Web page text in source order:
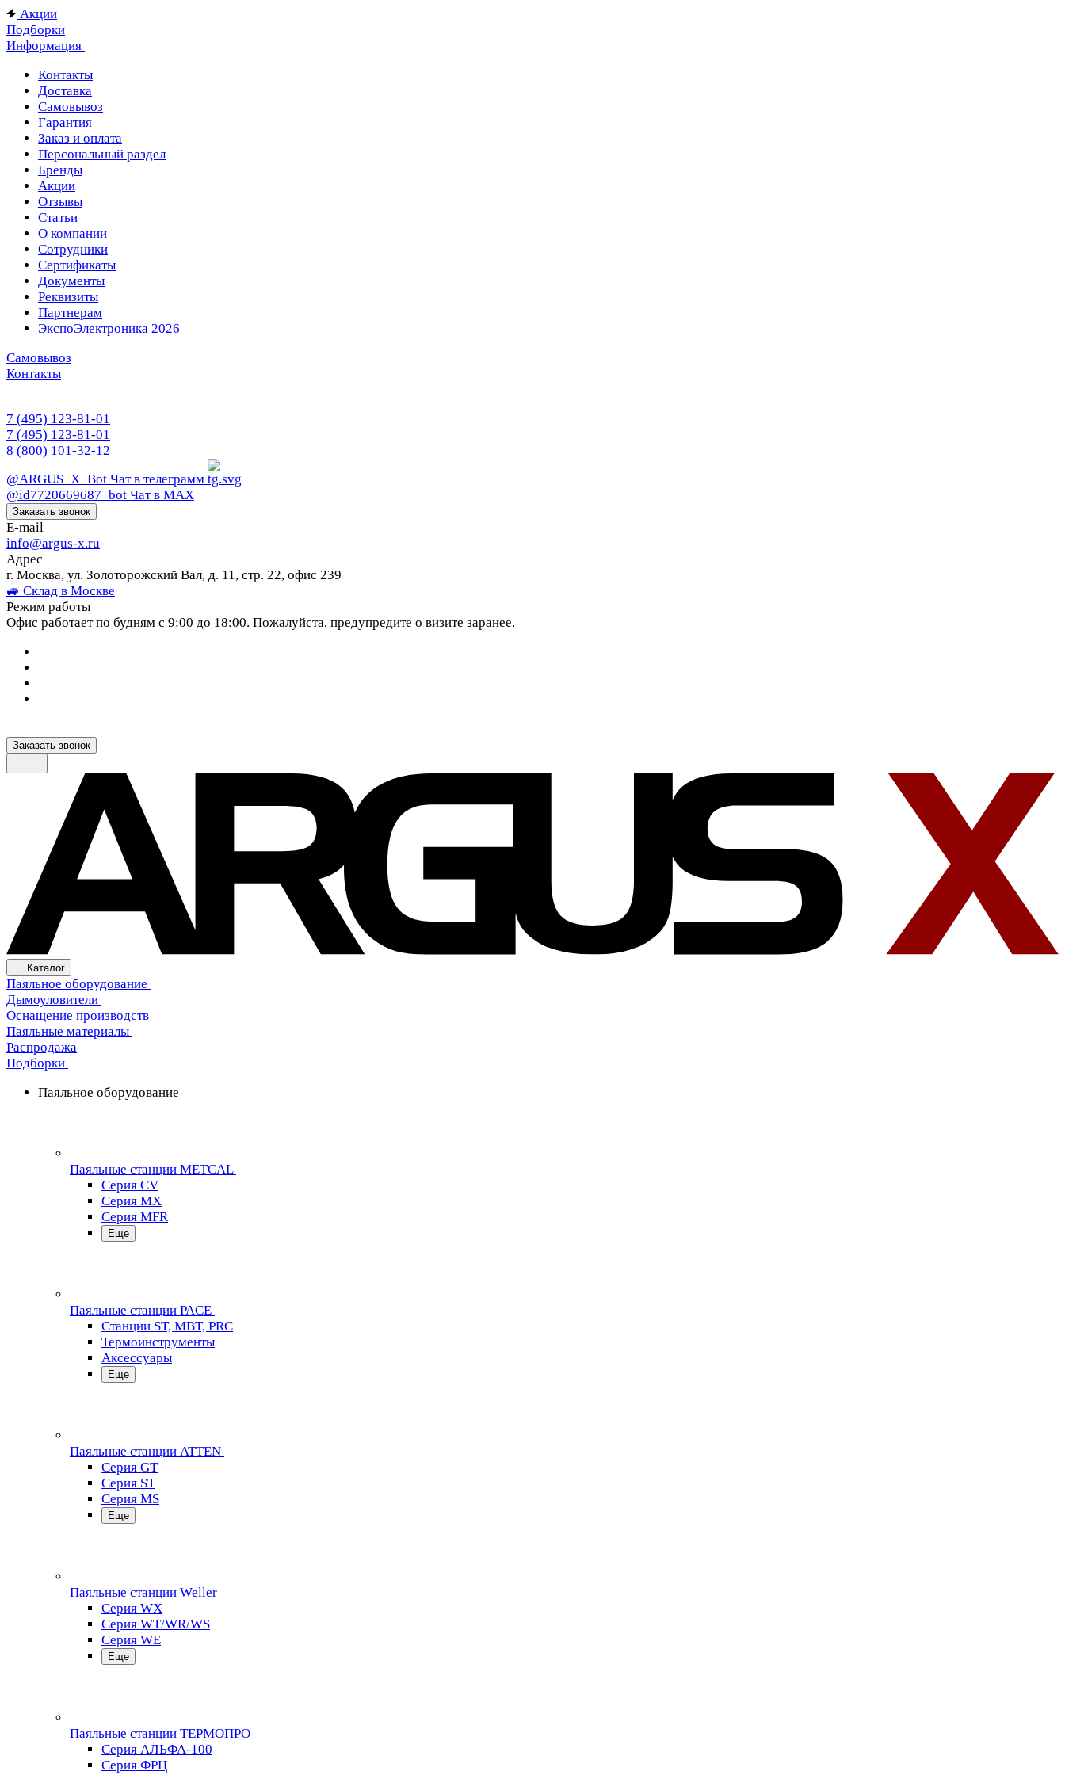
Акции
Подборки
Информация
Контакты
Доставка
Самовывоз
Гарантия
Заказ и оплата
Персональный раздел
Бренды
Акции
Отзывы
Статьи
О компании
Сотрудники
Сертификаты
Документы
Реквизиты
Партнерам
ЭкспоЭлектроника 2026
Самовывоз
Контакты
7 (495) 123-81-01
7 (495) 123-81-01
8 (800) 101-32-12
@ARGUS_X_Bot Чат в телеграмм
@id7720669687_bot Чат в МАХ
Заказать звонок
E-mail
info@argus-x.ru
Адрес
г. Москва, ул. Золоторожский Вал, д. 11, стр. 22, офис 239
🚙 Склад в Москве
Режим работы
Офис работает по будням с 9:00 до 18:00. Пожалуйста, предупредите о визите заранее.
Заказать звонок
Каталог
Паяльное оборудование
Дымоуловители
Оснащение производств
Паяльные материалы
Распродажа
Подборки
Паяльное оборудование
Паяльные станции METCAL
Серия CV
Серия MX
Серия MFR
Еще
Паяльные станции PACE
Станции ST, MBT, PRC
Термоинструменты
Аксессуары
Еще
Паяльные станции ATTEN
Серия GT
Серия ST
Серия MS
Еще
Паяльные станции Weller
Серия WX
Серия WT/WR/WS
Серия WE
Еще
Паяльные станции ТЕРМОПРО
Серия АЛЬФА-100
Серия ФРЦ